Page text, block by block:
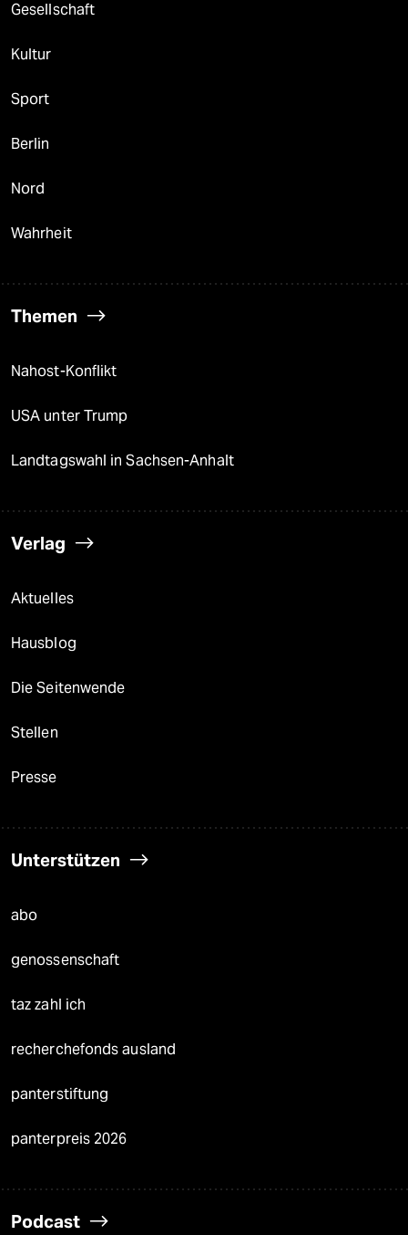
Gesellschaft
Kultur
Sport
Berlin
Nord
Wahrheit
Themen
Nahost-Konflikt
USA unter Trump
Landtagswahl in Sachsen-Anhalt
Verlag
Aktuelles
Hausblog
Die Seitenwende
Stellen
Presse
Unterstützen
abo
genossenschaft
taz zahl ich
recherchefonds ausland
panterstiftung
panterpreis 2026
Podcast